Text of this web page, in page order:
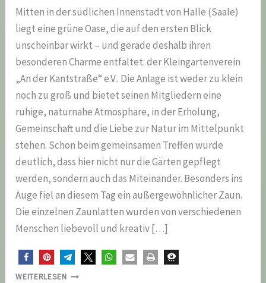
Mitten in der südlichen Innenstadt von Halle (Saale)
liegt eine grüne Oase, die auf den ersten Blick
unscheinbar wirkt – und gerade deshalb ihren
besonderen Charme entfaltet: der Kleingartenverein
„An der Kantstraße“ e.V.. Die Anlage ist weder zu klein
noch zu groß und bietet seinen Mitgliedern eine
ruhige, naturnahe Atmosphäre, in der Erholung,
Gemeinschaft und die Liebe zur Natur im Mittelpunkt
stehen. Schon beim gemeinsamen Treffen wurde
deutlich, dass hier nicht nur die Gärten gepflegt
werden, sondern auch das Miteinander. Besonders ins
Auge fiel an diesem Tag ein außergewöhnlicher Zaun.
Die einzelnen Zaunlatten wurden von verschiedenen
Menschen liebevoll und kreativ […]
WEITERLESENZU